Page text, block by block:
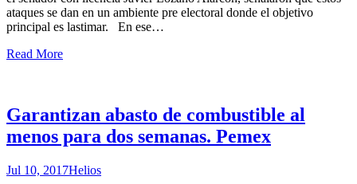
ataques se dan en un ambiente pre electoral donde el objetivo
principal es lastimar. En ese…
Read More
Garantizan abasto de combustible al
menos para dos semanas. Pemex
Jul 10, 2017Helios